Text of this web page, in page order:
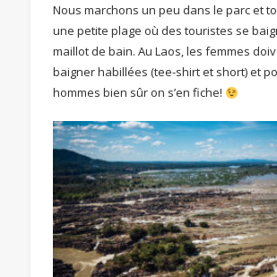
Nous marchons un peu dans le parc et
une petite plage où des touristes se
maillot de bain. Au Laos, les femmes
baigner habillées (tee-shirt et short) et
hommes bien sûr on s’en fiche!